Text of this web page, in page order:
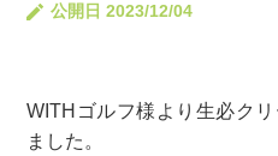
公開日 2023/12/04
WITHゴルフ様より 生必ク
ました。